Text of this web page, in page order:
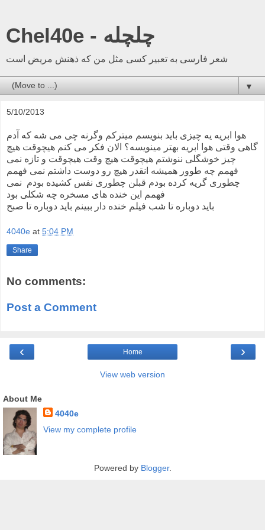
Chel40e - چلچله
شعر فارسی به تعبیر کسی مثل من که ذهنش مریض است
▼
5/10/2013
هوا ابریه یه چیزی باید بنویسم میترکم وگرنه چی می شه که آدم
گاهی وقتی هوا ابریه بهتر مینویسه؟ الان فکر می کنم هیچوقت هیچ
چیز خوشگلی ننوشتم هیچوقت هیچ وقت هیچوقت و تازه نمی
فهمم چه طوور همیشه انقدر هیچ رو دوست داشتم نمی فهمم
چطوری گریه کرده بودم قبلن چطوری نفس کشیده بودم نمی
فهمم این خنده های مسخره چه شکلی بود
باید دوباره تا شب فیلم خنده دار ببینم باید دوباره تا صبح
4040e at 5:04 PM
Share
No comments:
Post a Comment
‹ ›
Home
View web version
About Me
4040e
View my complete profile
Powered by Blogger.